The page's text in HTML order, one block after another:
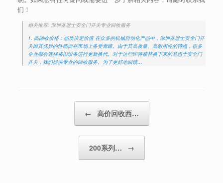
们！
相关推荐: 深圳基恩士安全门开关专业回收服务
1. 高回收价格：品质决定价值 在众多的机械自动化产品中，深圳基恩士安全门开
关因其优异的性能而在市场上备受青睐。由于其高质量、高耐用性的特点，很多
企业都会选择将旧设备进行更新换代。对于这些即将被替换下来的基恩士安全门
开关，我们提供专业的回收服务。为了更好地回馈…
← 高价回收西…
200系列… →